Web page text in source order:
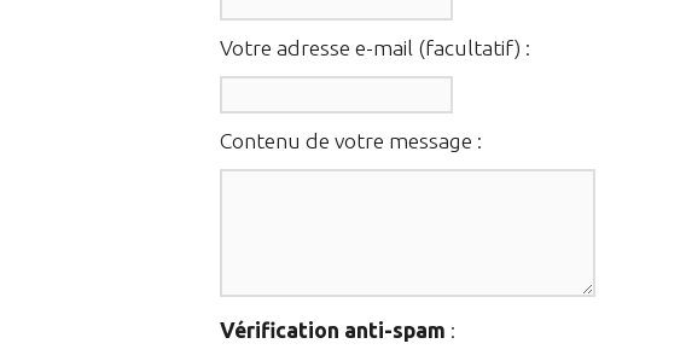
Votre adresse e-mail (facultatif) :
Contenu de votre message :
Vérification anti-spam :